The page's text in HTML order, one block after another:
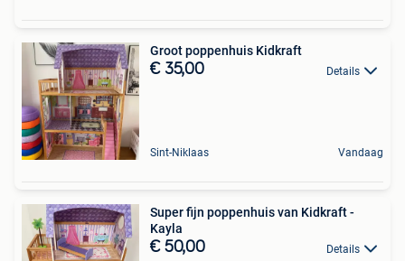
Groot poppenhuis Kidkraft
€ 35,00 Details
Sint-Niklaas Vandaag
Super fijn poppenhuis van Kidkraft -
Kayla
€ 50,00 Details